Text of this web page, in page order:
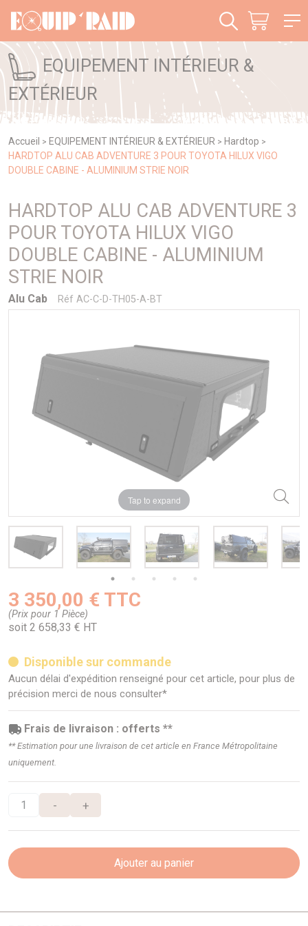
EQUIPEMENT INTÉRIEUR &
EXTÉRIEUR
Accueil > EQUIPEMENT INTÉRIEUR & EXTÉRIEUR > Hardtop >
HARDTOP ALU CAB ADVENTURE 3 POUR TOYOTA HILUX VIGO
DOUBLE CABINE - ALUMINIUM STRIE NOIR
HARDTOP ALU CAB ADVENTURE 3
POUR TOYOTA HILUX VIGO
DOUBLE CABINE - ALUMINIUM
STRIE NOIR
Alu Cab Réf AC-C-D-TH05-A-BT
Tap to expand
3 350,00 € TTC
(Prix pour 1 Pièce)
soit 2 658,33 € HT
Disponible sur commande
Aucun délai d'expédition renseigné pour cet article, pour plus de
précision merci de nous consulter*
Frais de livraison : offerts **
** Estimation pour une livraison de cet article en France Métropolitaine
uniquement.
- +
Ajouter au panier
Panneau de gestion des cookies